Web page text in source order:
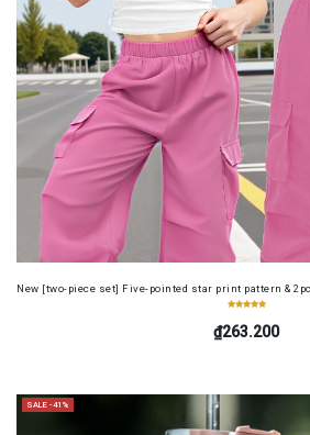
New [two-piece set] Five-pointed star print pattern &
₫263.200
SALE -41%